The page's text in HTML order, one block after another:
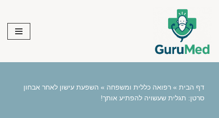
content
דף הבית » רפואה כללית ומשפחה » השפעת עישון לאחר אבחון
סרטן: תגלית שעשויה להפתיע אותך!